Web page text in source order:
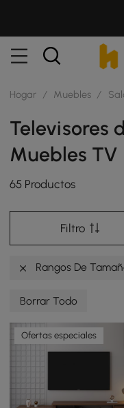
Hogar / Muebles /
Televisores
Muebles TV
65 Productos
Filtro
Rangos De
Borrar Todo
Ofertas especiales